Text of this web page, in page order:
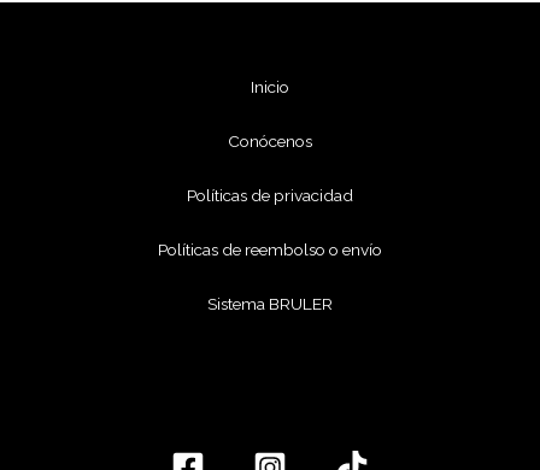
Inicio
Conócenos
Políticas de privacidad
Políticas de reembolso o envío
Sistema BRULER